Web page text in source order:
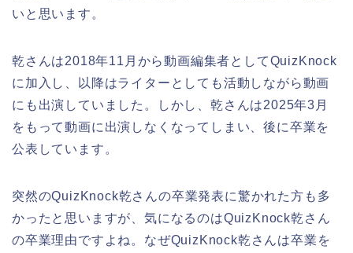
いと思います。
乾さんは2018年11月から動画編集者としてQuizKnock
に加入し、以降はライターとしても活動しながら動画
にも出演していました。しかし、乾さんは2025年3月
をもって動画に出演しなくなってしまい、後に卒業を
公表しています。
突然のQuizKnock乾さんの卒業発表に驚かれた方も多
かったと思いますが、気になるのはQuizKnock乾さん
の卒業理由ですよね。なぜQuizKnock乾さんは卒業を